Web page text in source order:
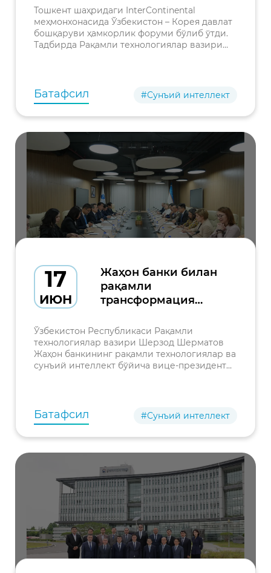
соҳасида
ҳамкорликни
кенгайтирмоқда
Тошкент шаҳридаги InterContinental
меҳмонхонасида Ўзбекистон – Корея давлат
бошқаруви ҳамкорлик форуми бўлиб ўтди.
Тадбирда Рақамли технологиялар вазири
Батафсил #Сунъий интеллект
17
ИЮН
Жаҳон банки билан
рақамли
трансформация
ҳамкорлик
масалалари
муҳокама қилинди
Ўзбекистон Республикаси Рақамли
технологиялар вазири Шерзод Шерматов
Жаҳон банкининг рақамли технологиялар ва
сунъий интеллект бўйича вице-президенти
Батафсил #Сунъий интеллект